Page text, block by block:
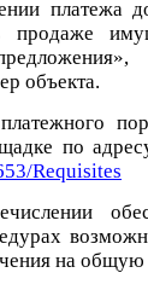
платежа
продаже
объекта.
по
Requisites
на